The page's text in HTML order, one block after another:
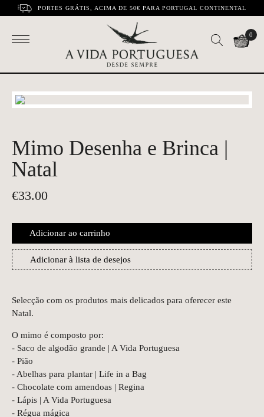
PORTES GRÁTIS, ACIMA DE 50€ PARA PORTUGAL CONTINENTAL
0
Mimo Desenha e Brinca |
Natal
€33.00
Adicionar ao carrinho
Adicionar à lista de desejos
Selecção com os produtos mais delicados para oferecer este
Natal.
O mimo é composto por:
- Saco de algodão grande | A Vida Portuguesa
- Pião
- Abelhas para plantar | Life in a Bag
- Chocolate com amendoas | Regina
- Lápis | A Vida Portuguesa
- Régua mágica